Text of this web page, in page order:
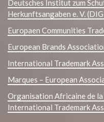
Deutsches Institut zum
Herkunftsangaben e. V.
Europaen Communities
European Brands
International Trademark
Marques – European
Organisation Africaine de
International Trademark